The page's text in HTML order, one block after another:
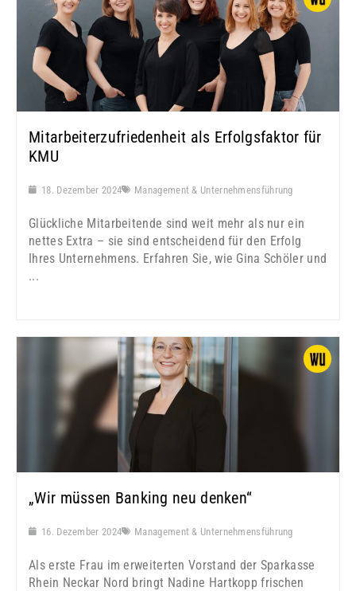
Mitarbeiterzufriedenheit als Erfolgsfaktor für
KMU
18. Dezember 2024 Management & Unternehmensführung
Glückliche Mitarbeitende sind weit mehr als nur ein
nettes Extra – sie sind entscheidend für den Erfolg
Ihres Unternehmens. Erfahren Sie, wie Gina Schöler und
...
„Wir müssen Banking neu denken“
16. Dezember 2024 Management & Unternehmensführung
Als erste Frau im erweiterten Vorstand der Sparkasse
Rhein Neckar Nord bringt Nadine Hartkopp frischen